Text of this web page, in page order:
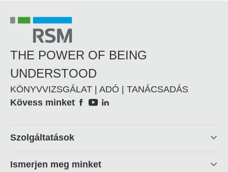
THE POWER OF BEING
UNDERSTOOD
KÖNYVVIZSGÁLAT | ADÓ | TANÁCSADÁS
Social
Kövess minket
Footer
Szolgáltatások
Ismerjen meg minket